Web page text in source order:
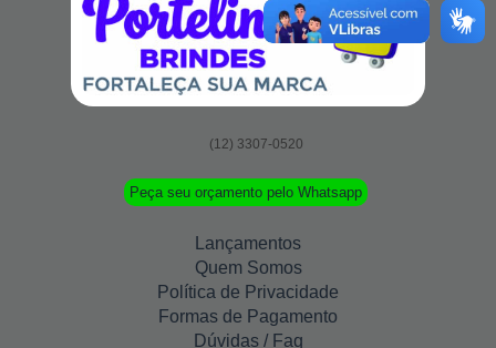
(12) 3307-0520
Peça seu orçamento pelo Whatsapp
Lançamentos
Quem Somos
Política de Privacidade
Formas de Pagamento
Dúvidas / Faq